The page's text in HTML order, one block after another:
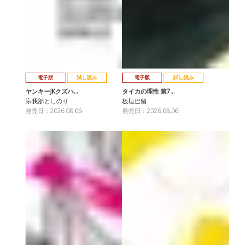
電子版 試し読み
ヤンキーJKクズハ…
宗我部としのり
発売日：2026.08.06
電子版 試し読み
タイカの理性 第7…
板垣巴留
発売日：2026.08.06